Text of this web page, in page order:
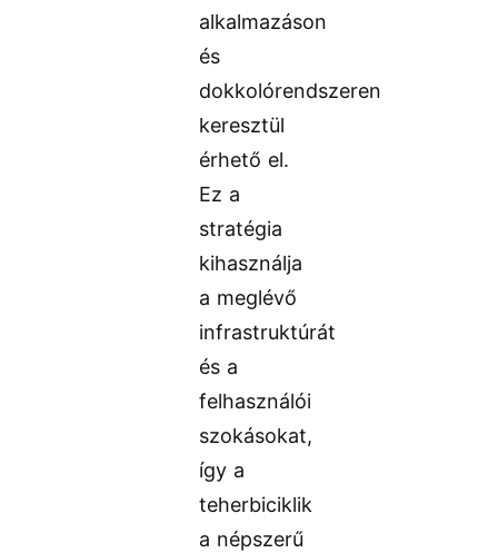
alkalmazáson
és
dokkolórendszeren
keresztül
érhető el.
Ez a
stratégia
kihasználja
a meglévő
infrastruktúrát
és a
felhasználói
szokásokat,
így a
teherbiciklik
a népszerű